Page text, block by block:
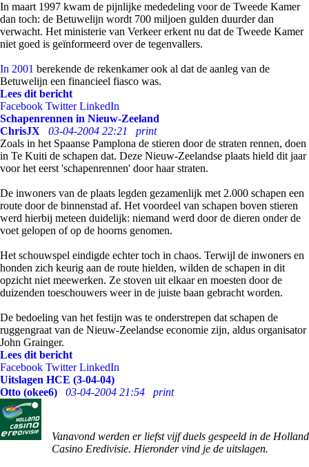
In maart 1997 kwam de pijnlijke mededeling voor de Tweede Kamer
dan toch: de Betuwelijn wordt 700 miljoen gulden duurder dan
verwacht. Het ministerie van Verkeer erkent nu dat de Tweede Kamer
niet goed is geïnformeerd over de tegenvallers.
In 2001 berekende de rekenkamer ook al dat de aanleg van de
Betuwelijn een financieel fiasco was.
Lees dit bericht
Facebook Twitter LinkedIn
Schapenrennen in Nieuw-Zeeland
ChrisJX
03-04-2004 22:21
print
Zoals in het Spaanse Pamplona de stieren door de straten rennen, doen
in Te Kuiti de schapen dat. Deze Nieuw-Zeelandse plaats hield dit jaar
voor het eerst 'schapenrennen' door haar straten.
De inwoners van de plaats legden gezamenlijk met 2.000 schapen een
route door de binnenstad af. Het voordeel van schapen boven stieren
werd hierbij meteen duidelijk: niemand werd door de dieren onder de
voet gelopen of op de hoorns genomen.
Het schouwspel eindigde echter toch in chaos. Terwijl de inwoners en
honden zich keurig aan de route hielden, wilden de schapen in dit
opzicht niet meewerken. Ze stoven uit elkaar en moesten door de
duizenden toeschouwers weer in de juiste baan gebracht worden.
De bedoeling van het festijn was te onderstrepen dat schapen de
ruggengraat van de Nieuw-Zeelandse economie zijn, aldus organisator
John Grainger.
Lees dit bericht
Facebook Twitter LinkedIn
Uitslagen HCE (3-04-04)
Otto (okee6)
03-04-2004 21:54 print
Vanavond werden er liefst vijf duels gespeeld in de Holland
Casino Eredivisie. Hieronder vind je de uitslagen.